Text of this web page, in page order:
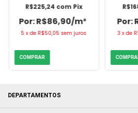
R$86,90/m²
R$225,24 com Pix
5 xde R$50,05 sem juros 3 xde
DEPARTAMENTOS